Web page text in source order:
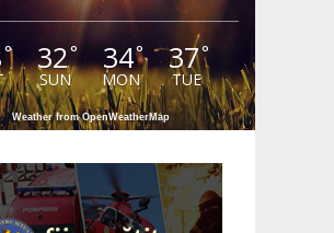
° 32°
SUN
34°
MON
37°
TUE
Weather from OpenWeatherMap